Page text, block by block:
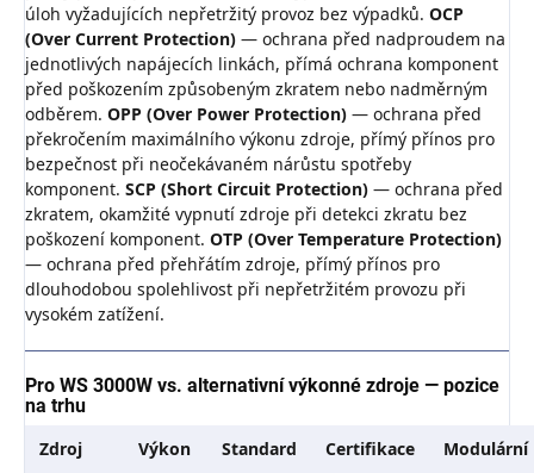
úloh vyžadujících nepřetržitý provoz bez výpadků. OCP
(Over Current Protection) — ochrana před nadproudem na
jednotlivých napájecích linkách, přímá ochrana komponent
před poškozením způsobeným zkratem nebo nadměrným
odběrem. OPP (Over Power Protection) — ochrana před
překročením maximálního výkonu zdroje, přímý přínos pro
bezpečnost při neočekávaném nárůstu spotřeby
komponent. SCP (Short Circuit Protection) — ochrana před
zkratem, okamžité vypnutí zdroje při detekci zkratu bez
poškození komponent. OTP (Over Temperature Protection)
— ochrana před přehřátím zdroje, přímý přínos pro
dlouhodobou spolehlivost při nepřetržitém provozu při
vysokém zatížení.
Pro WS 3000W vs. alternativní výkonné zdroje — pozice
na trhu
Zdroj
Výkon Standard Certifikace Modulární